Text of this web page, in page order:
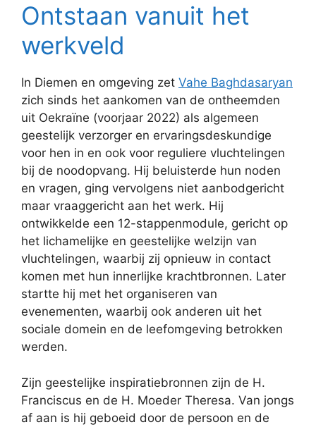
Ontstaan vanuit het
werkveld
In Diemen en omgeving zet Vahe Baghdasaryan
zich sinds het aankomen van de ontheemden
uit Oekraïne (voorjaar 2022) als algemeen
geestelijk verzorger en ervaringsdeskundige
voor hen in en ook voor reguliere vluchtelingen
bij de noodopvang. Hij beluisterde hun noden
en vragen, ging vervolgens niet aanbodgericht
maar vraaggericht aan het werk. Hij
ontwikkelde een 12-stappenmodule, gericht op
het lichamelijke en geestelijke welzijn van
vluchtelingen, waarbij zij opnieuw in contact
komen met hun innerlijke krachtbronnen. Later
startte hij met het organiseren van
evenementen, waarbij ook anderen uit het
sociale domein en de leefomgeving betrokken
werden.
Zijn geestelijke inspiratiebronnen zijn de H.
Franciscus en de H. Moeder Theresa. Van jongs
af aan is hij geboeid door de persoon en de